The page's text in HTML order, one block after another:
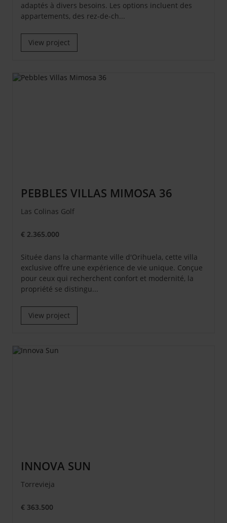
adaptés à divers besoins. Les options incluent des
appartements, des rez-de-ch...
View project
PEBBLES VILLAS MIMOSA 36
Las Colinas Golf
€ 2.365.000
Située dans la charmante ville d'Orihuela, cette villa
exclusive offre une expérience de vie unique. Conçue
pour ceux qui recherchent confort et modernité, la
propriété se distingu...
View project
INNOVA SUN
Torrevieja
€ 363.500